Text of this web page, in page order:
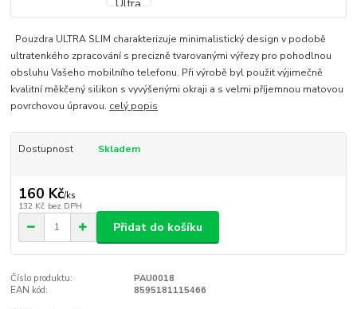
Pouzdra ULTRA SLIM charakterizuje minimalistický design v podobě
ultratenkého zpracování s precizně tvarovanými výřezy pro pohodlnou
obsluhu Vašeho mobilního telefonu. Při výrobě byl použit výjimečně
kvalitní měkčený silikon s vyvýšenými okraji a s velmi příjemnou matovou
povrchovou úpravou. celý popis
Dostupnost Skladem
160 Kč/ks
132 Kč bez DPH
Přidat do košíku
Číslo produktu:
PAU0018
EAN kód:
8595181115466